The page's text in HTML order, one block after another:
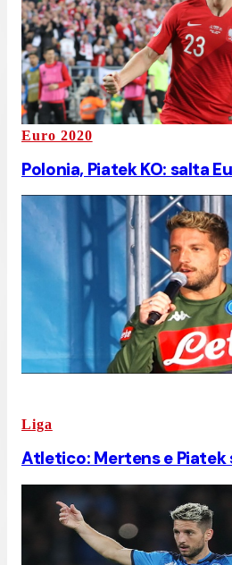
Euro 2020
Polonia, Piatek KO: salta
Liga
Atletico: Mertens e Piatek